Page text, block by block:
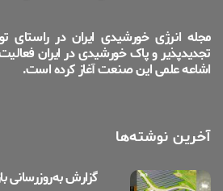
مجله انرژی خورشیدی ایران در راستای
تجدیدپذیر و پاک خورشیدی در ایران
اشاعه علمی این صنعت آغاز کرده است.
آخرین نوشته‌ها
گزارش به‌روزرسانی